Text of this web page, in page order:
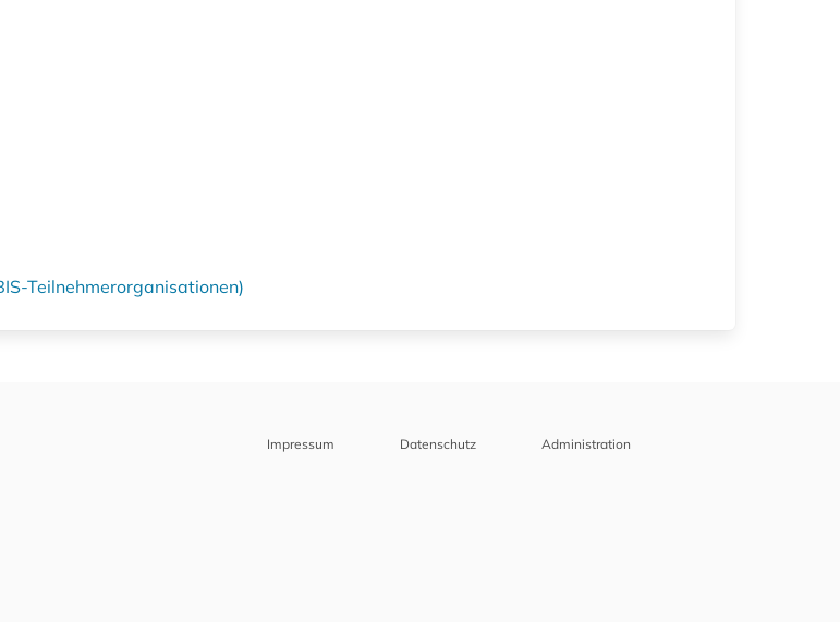
Teilnehmerorganisationen)
Impressum Datenschutz Administration